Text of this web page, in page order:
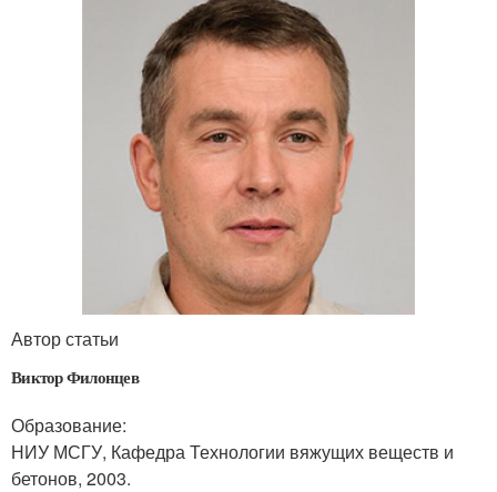
Автор статьи
Виктор Филонцев
Образование:
НИУ МСГУ, Кафедра Технологии вяжущих веществ и
бетонов, 2003.